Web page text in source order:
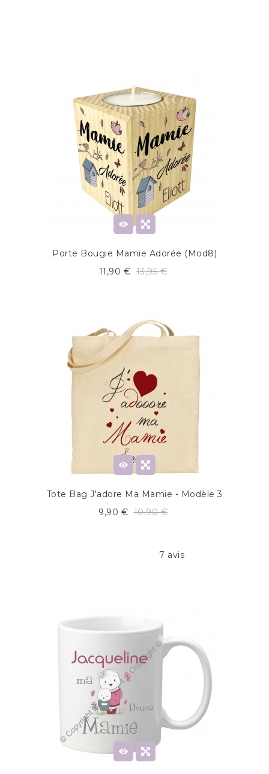
Porte Bougie Mamie Adorée (mod8)
11,90 € 13,95 €
Tote Bag J'adore Ma Mamie - Modèle 3
9,90 € 10,90 €
7 avis